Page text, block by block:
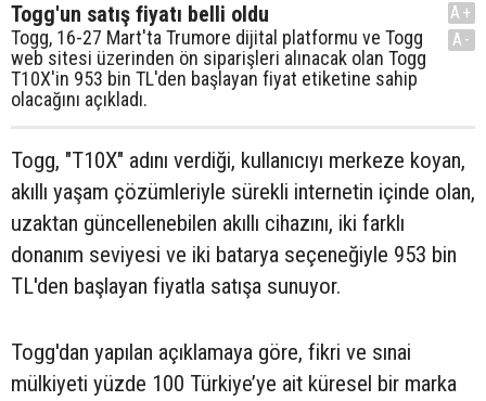
Togg'un satış fiyatı belli oldu
Togg, 16-27 Mart'ta Trumore dijital platformu ve Togg
web sitesi üzerinden ön siparişleri alınacak olan Togg
T10X'in 953 bin TL'den başlayan fiyat etiketine sahip
olacağını açıkladı.
A+
A-
Togg, "T10X" adını verdiği, kullanıcıyı merkeze koyan,
akıllı yaşam çözümleriyle sürekli internetin içinde olan,
uzaktan güncellenebilen akıllı cihazını, iki farklı
donanım seviyesi ve iki batarya seçeneğiyle 953 bin
TL'den başlayan fiyatla satışa sunuyor.
Togg'dan yapılan açıklamaya göre, fikri ve sınai
mülkiyeti yüzde 100 Türkiye’ye ait küresel bir marka